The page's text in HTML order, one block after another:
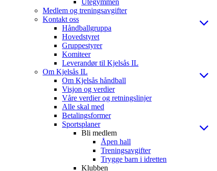
Utegymmen
Medlem og treningsavgifter
Kontakt oss
Håndballgruppa
Hovedstyret
Gruppestyrer
Komiteer
Leverandør til Kjelsås IL
Om Kjelsås IL
Om Kjelsås håndball
Visjon og verdier
Våre verdier og retningslinjer
Alle skal med
Betalingsformer
Sportsplaner
Bli medlem
Åpen hall
Treningsavgifter
Trygge barn i idretten
Klubben